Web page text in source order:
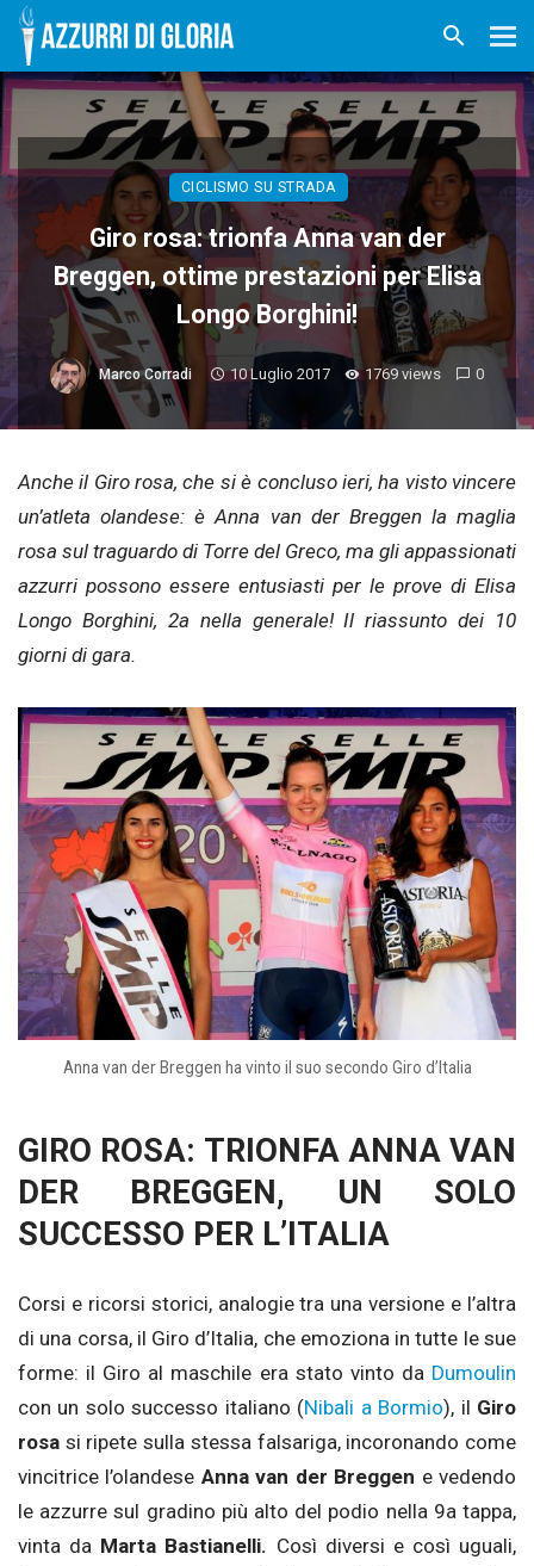
CICLISMO SU STRADA
Giro rosa: trionfa Anna van der
Breggen, ottime prestazioni per Elisa
Longo Borghini!
Marco Corradi 10 Luglio 2017 1769 views 0
Anche il Giro rosa, che si è concluso ieri, ha visto vincere
un’atleta olandese: è Anna van der Breggen la maglia
rosa sul traguardo di Torre del Greco, ma gli appassionati
azzurri possono essere entusiasti per le prove di Elisa
Longo Borghini, 2a nella generale! Il riassunto dei 10
giorni di gara.
Anna van der Breggen ha vinto il suo secondo Giro d’Italia
GIRO ROSA: TRIONFA ANNA VAN
DER BREGGEN, UN SOLO
SUCCESSO PER L’ITALIA
Corsi e ricorsi storici, analogie tra una versione e l’altra
di una corsa, il Giro d’Italia, che emoziona in tutte le sue
forme: il Giro al maschile era stato vinto da Dumoulin
con un solo successo italiano (Nibali a Bormio), il Giro
rosa si ripete sulla stessa falsariga, incoronando come
vincitrice l’olandese Anna van der Breggen e vedendo
le azzurre sul gradino più alto del podio nella 9a tappa,
vinta da Marta Bastianelli. Così diversi e così uguali,